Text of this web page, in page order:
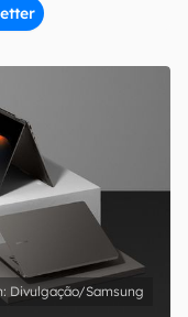
os Termos de
Divulgação/Samsung